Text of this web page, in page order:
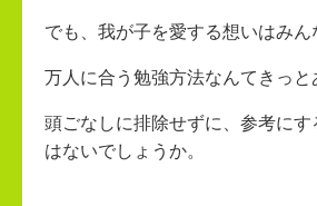
でも、我が子を愛する想いはみん
万人に合う勉強方法なんてきっと
頭ごなしに排除せずに、参考に
はないでしょうか。